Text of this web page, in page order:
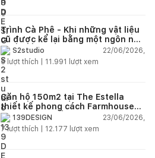
Trình Cà Phê - Khi những vật liệu
cũ được kể lại bằng một ngôn ngữ
thiết kế mới
S2studio
22/06/2026,
5 lượt thích | 11.991 lượt xem
Căn hộ 150m2 tại The Estella
thiết kế phong cách Farmhouse
thanh lịch và ấm áp
139DESIGN
23/06/2026,
7lượt thích | 12.177 lượt xem